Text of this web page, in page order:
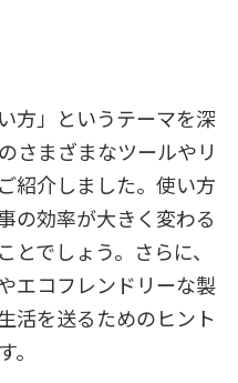
方」というテーマを深
さまざまなツールやリ
紹介しました。使い方
の効率が大きく変わる
でしょう。さらに、
エコフレンドリーな製
活を送るためのヒント